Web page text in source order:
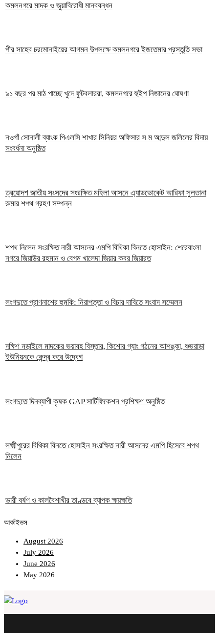
কমলনগরে মাদক ও জুয়াবিরোধী মানববন্ধন
পীর সাহেব চরমোনাইয়ের আগমন উপলক্ষে কমলনগরে ইজতেমার প্রস্তুতি সভা
৯১ বছর পর মাঠ পাচ্ছে খুদে ফুটবলাররা, কমলনগরে হুইপ নিজানের ঘোষণা
নওগাঁ সোনালী ব্যাংক পিএলসি শাখার সিনিয়র অফিসার স ম আব্দুল জলিলের বিদায়
সংবর্ধনা অনুষ্ঠিত
ত্রয়োদশ জাতীয় সংসদের সংরক্ষিত মহিলা আসনে এ্যাডভোকেট আরিফা সুলতানা
রুমার শপথ গ্রহণ সম্পন্ন
শপথ নিলেন সংরক্ষিত নারী আসনের এমপি বিথিকা বিনতে হোসাইন: শেরেবাংলা
নগরে জিয়াউর রহমান ও বেগম খালেদা জিয়ার কবর জিয়ারত
লংগদুতে প্রাণনাশের হুমকি: নিরাপত্তা ও বিচার দাবিতে সংবাদ সম্মেলন
দক্ষিণ নড়াইলে মাদকের ভয়াবহ বিস্তার, কিশোর গ্যাং গঠনের আশঙ্কা, শুভরাড়া
ইউনিয়নকে কেন্দ্র করে উদ্বেগ
লংগদুতে দিনব্যাপী কৃষক GAP সার্টিফিকেশন প্রশিক্ষণ অনুষ্ঠিত
লক্ষ্মীপুরের বিথিকা বিনতে হোসাইন সংরক্ষিত নারী আসনের এমপি হিসেবে শপথ
নিলেন
ভারী বর্ষণ ও কালবৈশাখীর তাণ্ডবে ব্যাপক ক্ষয়ক্ষতি
আর্কাইভস
August 2026
July 2026
June 2026
May 2026